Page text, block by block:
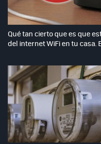
Qué tan cierto que es que
del internet WiFi en tu casa.